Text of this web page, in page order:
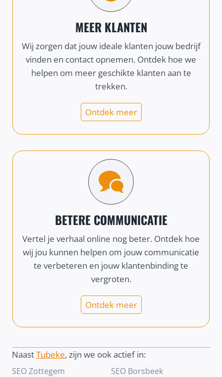
MEER KLANTEN
Wij zorgen dat jouw ideale klanten jouw bedrijf
vinden en contact opnemen. Ontdek hoe we
helpen om meer geschikte klanten aan te
trekken.
Ontdek meer
BETERE COMMUNICATIE
Vertel je verhaal online nog beter. Ontdek hoe
wij jou kunnen helpen om jouw communicatie
te verbeteren en jouw klantenbinding te
vergroten.
Ontdek meer
NaastTubeke, zijn we ook actief in:
SEO Zottegem
SEO Borsbeek